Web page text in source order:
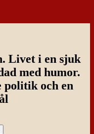
Livet i en sjuk
med humor.
politik och en